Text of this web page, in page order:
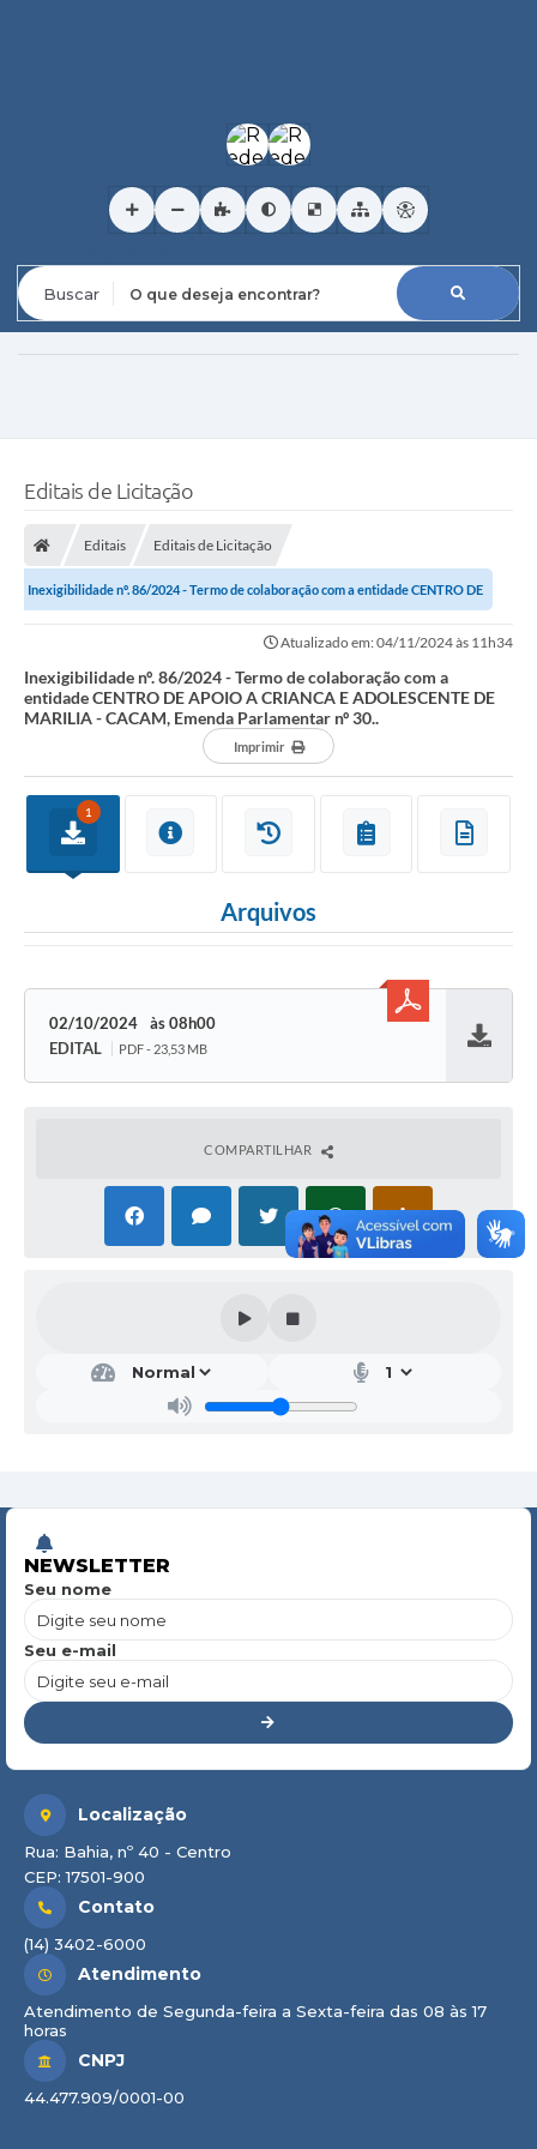
Editais de Licitação
Editais Editais de Licitação
Inexigibilidade nº. 86/2024 - Termo de colaboração com a entidade CENTRO DE
APOIO A CRIANCA E ADOLESCENTE DE...
Atualizado em: 04/11/2024 às 11h34
Inexigibilidade nº. 86/2024 - Termo de colaboração com a
entidade CENTRO DE APOIO A CRIANCA E ADOLESCENTE DE
MARILIA - CACAM, Emenda Parlamentar nº 30..
Imprimir
1
Arquivos
02/10/2024
08h00
EDITAL
PDF - 23,53 MB
COMPARTILHAR
NEWSLETTER
Seu nome
Seu e-mail
Localização
Rua: Bahia, nº 40 - Centro
CEP: 17501-900
Contato
(14) 3402-6000
Atendimento
Atendimento de Segunda-feira a Sexta-feira das 08 às 17
horas
CNPJ
44.477.909/0001-00